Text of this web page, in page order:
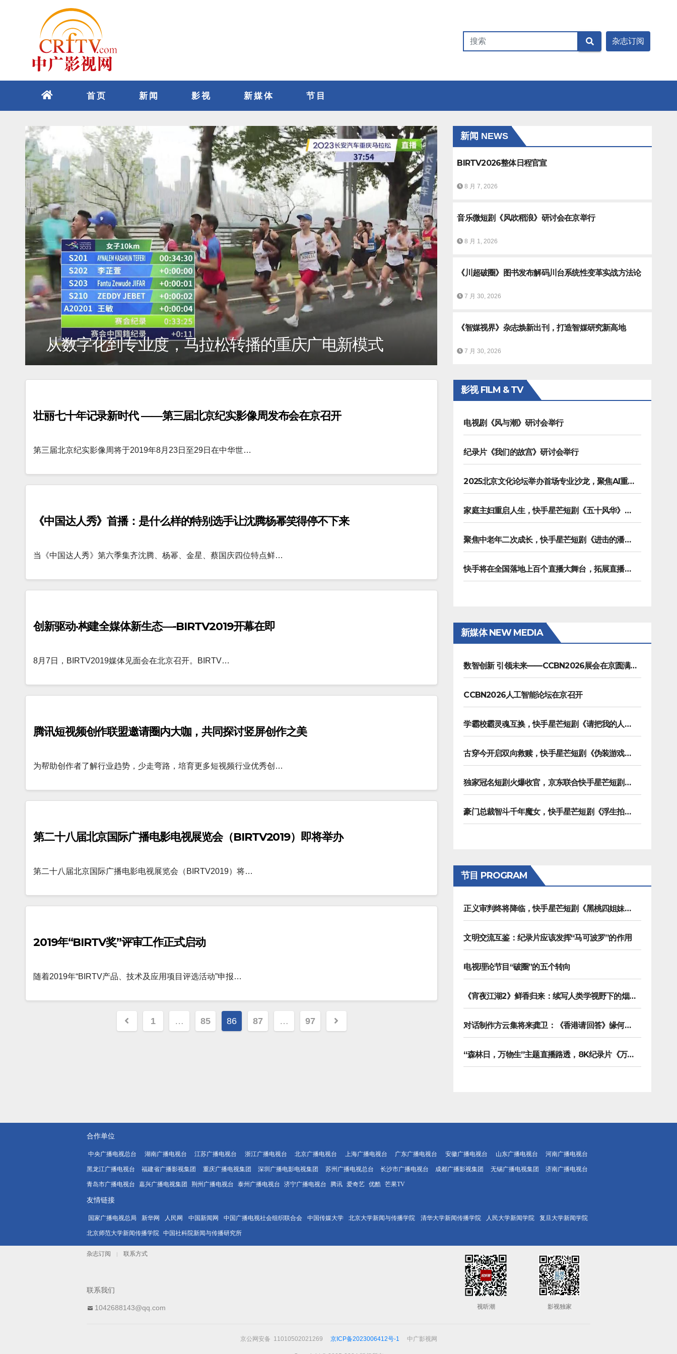
首页 新闻 影视 新媒体 节目
短片扶持计划”十年向上 从数字化到专业度，马拉松转播的重庆广电新模式
新闻 NEWS
BIRTV2026整体日程官宣
8 月 7, 2026
音乐微短剧《风吹稻浪》研讨会在京举行
8 月 1, 2026
《川超破圈》图书发布解码川台系统性变革实战方法论
7 月 30, 2026
《智媒视界》杂志焕新出刊，打造智媒研究新高地
7 月 30, 2026
壮丽七十年记录新时代 ——第三届北京纪实影像周发布会在京召开
第三届北京纪实影像周将于2019年8月23日至29日在中华世…
《中国达人秀》首播：是什么样的特别选手让沈腾杨幂笑得停不下来
当《中国达人秀》第六季集齐沈腾、杨幂、金星、蔡国庆四位特点鲜…
创新驱动·构建全媒体新生态—-BIRTV2019开幕在即
8月7日，BIRTV2019媒体见面会在北京召开。BIRTV…
腾讯短视频创作联盟邀请圈内大咖，共同探讨竖屏创作之美
为帮助创作者了解行业趋势，少走弯路，培育更多短视频行业优秀创…
第二十八届北京国际广播电影电视展览会（BIRTV2019）即将举办
第二十八届北京国际广播电影电视展览会（BIRTV2019）将…
2019年“BIRTV奖”评审工作正式启动
随着2019年“BIRTV产品、技术及应用项目评选活动”申报…
文
1 … 85 86 87 … 97
影视 FILM & TV
电视剧《风与潮》研讨会举行
纪录片《我们的故宫》研讨会举行
2025北京文化论坛举办首场专业沙龙，聚焦AI重塑内容生产
家庭主妇重启人生，快手星芒短剧《五十风华》上演中年大女主逆袭
聚焦中老年二次成长，快手星芒短剧《进击的潘叔》诠释银发力量
快手将在全国落地上百个直播大舞台，拓展直播夜经济生态
新媒体 NEW MEDIA
数智创新 引领未来——CCBN2026展会在京圆满闭幕
CCBN2026人工智能论坛在京召开
学霸校霸灵魂互换，快手星芒短剧《请把我的人设立住》笑泪齐飞
古穿今开启双向救赎，快手星芒短剧《伪装游戏》诠释热血青春友谊
独家冠名短剧火爆收官，京东联合快手星芒短剧打造双11营销范本
豪门总裁智斗千年魔女，快手星芒短剧《浮生拍卖行》奇幻元素拉满
节目 PROGRAM
正义审判终将降临，快手星芒短剧《黑桃四姐妹》彰显治愈内核
文明交流互鉴：纪录片应该发挥“马可波罗”的作用
电视理论节目“破圈”的五个转向
《宵夜江湖2》鲜香归来：续写人类学视野下的烟火漫游记
对话制作方云集将来龚卫：《香港请回答》缘何接连获国际传播大奖
“森林日，万物生”主题直播路透，8K纪录片《万物之生》今晚播出
合作单位
中央广播电视总台 湖南广播电视台 江苏广播电视台 浙江广播电视台 北京广播电视台 上海广播电视台 广东广播电视台 安徽广播电视台 山东广播电视台 河南广播电视台
黑龙江广播电视台 福建省广播影视集团 重庆广播电视集团 深圳广播电影电视集团 苏州广播电视总台 长沙市广播电视台 成都广播影视集团 无锡广播电视集团 济南广播电视台
青岛市广播电视台 嘉兴广播电视集团 荆州广播电视台 泰州广播电视台 济宁广播电视台 腾讯 爱奇艺 优酷 芒果TV
友情链接
国家广播电视总局 新华网 人民网 中国新闻网 中国广播电视社会组织联合会 中国传媒大学 北京大学新闻与传播学院 清华大学新闻传播学院 人民大学新闻学院 复旦大学新闻学院
北京师范大学新闻传播学院 中国社科院新闻与传播研究所
杂志订阅 | 联系方式
联系我们
1042688143@qq.com 视听潮 影视独家
京公网安备 11010502021269 京ICP备2023006412号-1 中广影视网